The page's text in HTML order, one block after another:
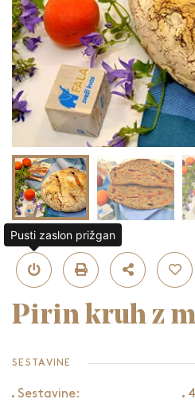
Pirin kruh z
SESTAVINE
Sestavine:
Pusti zaslon prižgan